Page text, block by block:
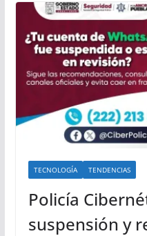
TECNOLOGÍA TENDENCIAS
Policía
suspensión y